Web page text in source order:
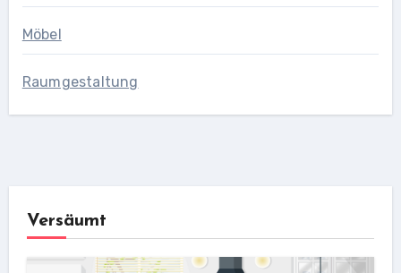
Möbel
Raumgestaltung
Versäumt